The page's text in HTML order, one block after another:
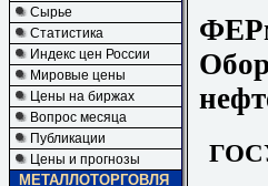
Сырье
Статистика
Индекс цен России
Мировые цены
Цены на биржах
Вопрос месяца
Публикации
Цены и прогнозы
МЕТАЛЛОТОРГОВЛЯ